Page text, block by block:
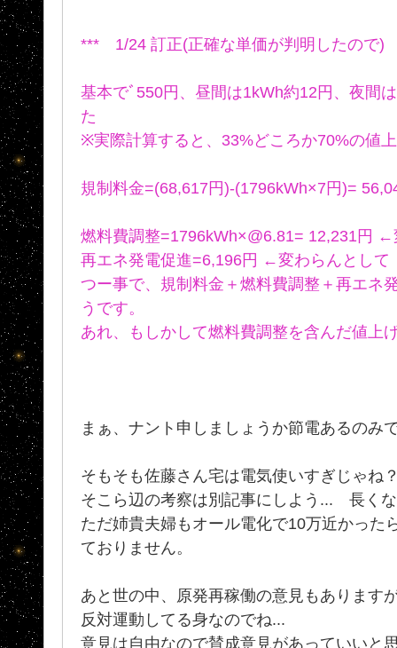
*** 1/24 訂正(正確な単価が判明したので
基本でﾞ550円、昼間は1kWh約12円、夜間
た
※実際計算すると、33%どころか70%の値
規制料金=(68,617円)-(1796kWh×7円)=
燃料費調整=1796kWh×@6.81= 12,231円 ←
再エネ発電促進=6,196円 ←変わらんとして
つー事で、規制料金＋燃料費調整＋再エネ
うです。
あれ、もしかして燃料費調整を含んだ値上
まぁ、ナント申しましょうか節電あるのみ
そもそも佐藤さん宅は電気使いすぎじゃね
そこら辺の考察は別記事にしよう... 長く
ただ姉貴夫婦もオール電化で10万近かった
ておりません。
あと世の中、原発再稼働の意見もあります
反対運動してる身なのでね...
意見は自由なので賛成意見があっていいと